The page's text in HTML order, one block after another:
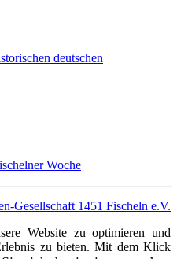
deutschen
Woche
Gesellschaft 1451 Fischeln e.V.
Website zu optimieren und
zu bieten. Mit dem Klick